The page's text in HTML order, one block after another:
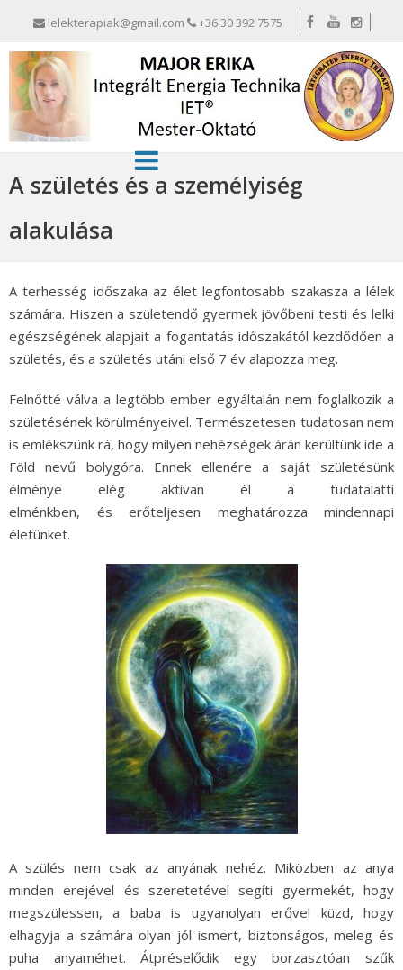
lelekterapiak@gmail.com +36 30 392 7575
A születés és a személyiség
alakulása
A terhesség időszaka az élet legfontosabb szakasza a lélek
számára. Hiszen a születendő gyermek jövőbeni testi és lelki
egészségének alapjait a fogantatás időszakától kezdődően a
születés, és a születés utáni első 7 év alapozza meg.
Felnőtté válva a legtöbb ember egyáltalán nem foglalkozik a
születésének körülményeivel. Természetesen tudatosan nem
is emlékszünk rá, hogy milyen nehézségek árán kerültünk ide a
Föld nevű bolygóra. Ennek ellenére a saját születésünk
élménye elég aktívan él a tudatalatti
elménkben, és erőteljesen meghatározza mindennapi
életünket.
A szülés nem csak az anyának nehéz. Miközben az anya
minden erejével és szeretetével segíti gyermekét, hogy
megszülessen, a baba is ugyanolyan erővel küzd, hogy
elhagyja a számára olyan jól ismert, biztonságos, meleg és
puha anyaméhet. Átpréselődik egy borzasztóan szűk